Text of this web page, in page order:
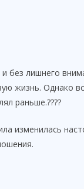
без лишнего
жизнь. Однако
раньше.????
изменилась